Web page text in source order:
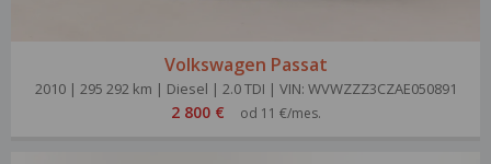
Volkswagen Passat
2010 | 295 292 km | Diesel | 2.0 TDI | VIN: WVWZZZ3CZAE050891
2 800 € od 11 €/mes.